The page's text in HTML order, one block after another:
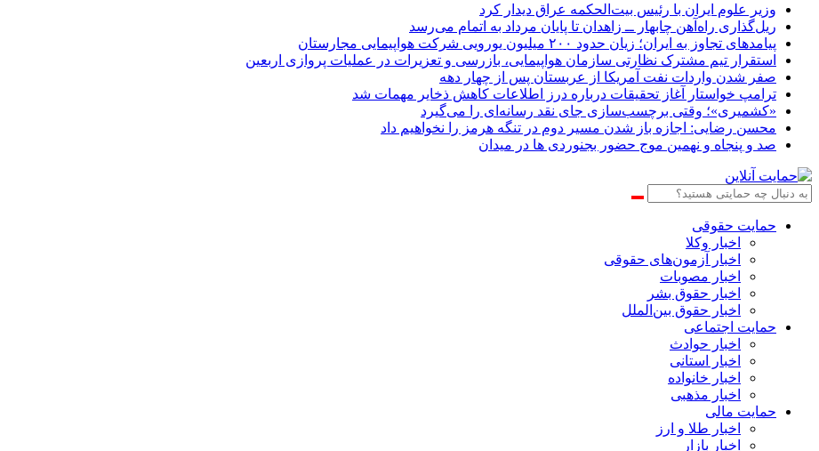
وزیر علوم ایران با رئیس بیت‌الحکمه عراق دیدار کرد
ریل‌گذاری راه‌آهن چابهار ــ زاهدان تا پایان مرداد به اتمام می‌رسد
پیامدهای تجاوز به ایران؛ زیان حدود ۲۰۰ میلیون یورویی شرکت هواپیمایی مجارستان
استقرار تیم مشترک نظارتی سازمان هواپیمایی، بازرسی و تعزیرات در عملیات پروازی اربعین
صفر شدن واردات نفت آمریکا از عربستان پس از چهار دهه
ترامپ خواستار آغاز تحقیقات درباره درز اطلاعات کاهش ذخایر مهمات شد
«کشمیری»؛ وقتی برچسب‌سازی جای نقد رسانه‌ای را می‌گیرد
محسن رضایی: اجازه باز شدن مسیر دوم در تنگه هرمز را نخواهیم داد
صد و پنجاه و نهمین موج حضور بجنوردی ها در میدان
حمایت حقوقی
اخبار وکلا
اخبار آزمون‌های حقوقی
اخبار مصوبات
اخبار حقوق بشر
اخبار حقوق بین‌الملل
حمایت اجتماعی
اخبار حوادث
اخبار استانی
اخبار خانواده
اخبار مذهبی
حمایت مالی
اخبار طلا و ارز
اخبار بازار